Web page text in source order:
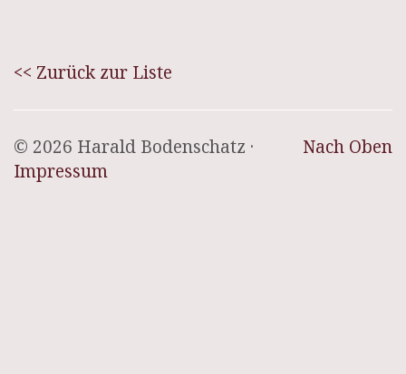
<< Zurück zur Liste
Nach Oben
© 2026 Harald Bodenschatz ·
Impressum